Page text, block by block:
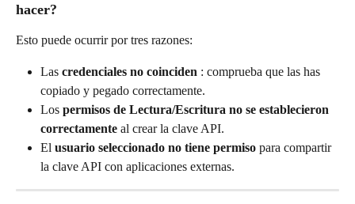
hacer?
Esto puede ocurrir por tres razones:
Las credenciales no coinciden : comprueba que las has
copiado y pegado correctamente.
Los permisos de Lectura/Escritura no se establecieron
correctamente al crear la clave API.
El usuario seleccionado no tiene permiso para compartir
la clave API con aplicaciones externas.